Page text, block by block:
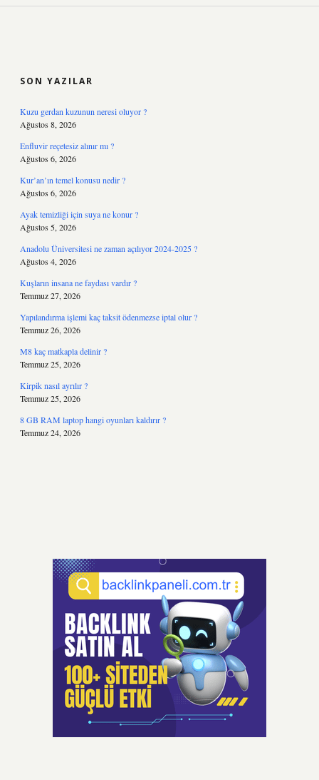
SON YAZILAR
Kuzu gerdan kuzunun neresi oluyor ?
Ağustos 8, 2026
Enfluvir reçetesiz alınır mı ?
Ağustos 6, 2026
Kur’an’ın temel konusu nedir ?
Ağustos 6, 2026
Ayak temizliği için suya ne konur ?
Ağustos 5, 2026
Anadolu Üniversitesi ne zaman açılıyor 2024-2025 ?
Ağustos 4, 2026
Kuşların insana ne faydası vardır ?
Temmuz 27, 2026
Yapılandırma işlemi kaç taksit ödenmezse iptal olur ?
Temmuz 26, 2026
M8 kaç matkapla delinir ?
Temmuz 25, 2026
Kirpik nasıl ayrılır ?
Temmuz 25, 2026
8 GB RAM laptop hangi oyunları kaldırır ?
Temmuz 24, 2026